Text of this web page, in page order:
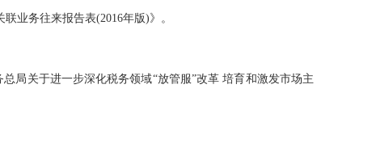
业务往来报告表(2016年版)》。
局关于进一步深化税务领域“放管服”改革 培育和激发市场主